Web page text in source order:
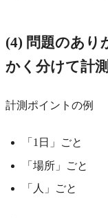
(4) 問題のあり
かく分けて計測
計測ポイントの例
「1日」ごと
「場所」ごと
「人」ごと